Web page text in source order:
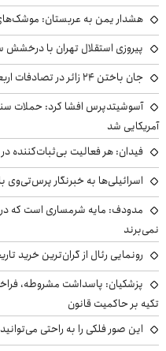
هشدار یمن به عربستان:
پیروزی استقلال تهران با درخشش
جان باختن ۲۴ زائر در تصادفات اربعینی؛ ۶۷ میلیون تردد ثبت شد
آمریکایی شد
فیدان: هر فعالیت بی‌ثبات‌کننده
اسرائیلی‌ها به خبرنگار پرس‌تی‌وی
مدودف: مایه شرمساری است که در
نمی‌برند
رونمایی رئال از گران‌ترین خرید
پزشکیان: پاسداشت مشروطه،
تکیه بر حاکمیت قانون
این صور فلکی را به راحتی